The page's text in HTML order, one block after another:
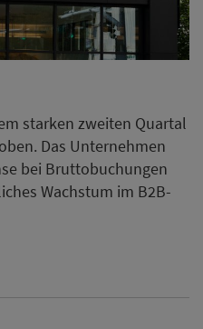
starken zweiten Quartal
Das Unternehmen
bei Bruttobuchungen
Wachstum im B2B-